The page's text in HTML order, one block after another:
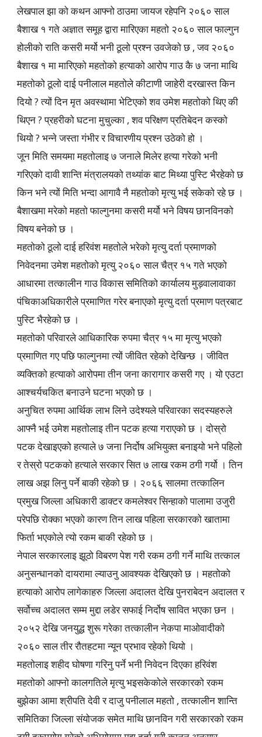
लेखपाल झा को कथन आफ्नो ठाउमा जायज रहेपनि २०६० साल
बैशाख १ गते अज्ञात समूह द्वारा मारिएका महतो २०६० साल फाल्गुन
होलीको राति कसरी मर्यो भनी ठूलो प्रश्न उवजेको छ , जव २०६०
बैशाख १ मा मारिएको महतोको हत्याको आरोप गाउ कै ७ जना माथि
महतोको ठूलो दाई पनीलाल महतोले कीटाणी जाहेरी दरखास्त किन
दियो ? त्यों दिन मृत अवस्थामा भेटिएको शव उमेश महतोको थिए की
थिएन ? प्रहरीको घटना मुचुल्का , शव परिक्षण प्रतिबेदन कस्को
थियो ? भन्ने जस्ता गंभीर र विचारणीय प्रश्न उठेको हो ।
जून मिति समयमा महतोलाइ ७ जनाले मिलेर हत्या गरेको भनी
गरिएको दावी शान्ति मंत्रालयको तथ्यांक बाट मिथ्या पुस्टि भैरहेको छ
किन भने त्यों मिति भन्दा आगावै नै महतोको मृत्यु भई सकेको रहे छ ।
बैशाखमा मरेको महतो फाल्गुनमा कसरी मर्यो भने विषय छानविनको
विषय बनेको छ ।
महतोको ठूलो दाई हरिवंश महतोले भरेको मृत्यु दर्ता प्रमाणको
निवेदनमा उमेश महतोको मृत्यु २०६० साल चैत्र १५ गते भएको
आधारमा तत्कालीन गाउ विकास समितिको कार्यालय मुड़वालावाका
पंचिकाअधिकारीले प्रमाणित गरेर बनाएको मृत्यु दर्ता प्रमाण पत्रबाट
पुस्टि भैरहेको छ ।
महतोको परिवारले आधिकारिक रुपमा चैत्र १५ मा मृत्यु भएको
प्रमाणित गए पछि फाल्गुनमा त्यों जीवित रहेको देखिन्छ । जीवित
व्यक्तिको हत्याको आरोपमा तीन जना कारागार कसरी गए । यो एउटा
आश्चर्यचकित बनाउने घटना भएको छ ।
अनुचित रुपमा आर्थिक लाभ लिने उदेश्यले परिवारका सदस्यहरुले
आफ्नै भई उमेश महतोलाइ तीन पटक हत्या गराएको छ । दोस्रो
पटक देखाइएको हत्याले ७ जना निर्दोष अभियुक्त बनाइयो भने पहिलो
र तेस्रो पटकको हत्याले सरकार सित ७ लाख रकम ठगी गर्यो । तिन
लाख अझ लिनु पर्ने बाकी रहेको छ । २०६६ सालमा तत्कालिन
प्रमुख जिल्ला अधिकारी डाक्टर कमलेश्वर सिन्हाको पालामा उजुरी
परेपछि रोक्का भएको कारण तिन लाख पहिला सरकारको खातामा
फिर्ता भएकोले त्यो रकम बाकी रहेको छ ।
नेपाल सरकारलाइ झूठो विबरण पेश गरी रकम ठगी गर्ने माथि तत्काल
अनुसन्धानको दायरामा ल्याउनु आवश्यक देखिएको छ । महतोको
हत्याको आरोप लागेकाहरु जिल्ला अदालत देखि पुनराबेदन अदालत र
सर्वोच्च अदालत सम्म मुद्दा लडेर सफाई निर्दोष सावित भएका छन ।
२०५२ देखि जनयुद्ध शुरू गरेका तत्कालीन नेकपा माओवादीको
२०६० साल तीर रौतहटमा न्यून प्रभाव रहेको थियो ।
महतोलाइ शहीद घोषणा गरिनु पर्ने भनी निवेदन दिएका हरिवंश
महतोको आफ्नो कालगतिले मृत्यु भइसकेकोले सरकारको रकम
बुझेका आमा श्रीपति देवी र दाजु पनीलाल महतो , तत्कालीन शान्ति
समितिका जिल्ला संयोजक समेत माथि छानविन गरी सरकारको रकम